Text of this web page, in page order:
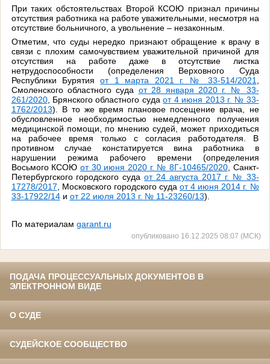
При таких обстоятельствах Второй КСОЮ признал причины
отсутствия работника на работе уважительными, несмотря на
отсутствие больничного, а увольнение – незаконным.
Отметим, что суды нередко признают обращение к врачу в
связи с плохим самочувствием уважительной причиной для
отсутствия на работе даже в отсутствие листка
нетрудоспособности (определения Верховного Суда
Республики Бурятияот 1 марта 2021 г. № 33-514/2021
Смоленского областного суда от 28 января 2020 г. № 33-
261/2020, Брянского областного судаот 4 июня 2013 г. № 33-
1762/2013). В то же время плановое посещение врача, не
обусловленное необходимостью немедленного получения
медицинской помощи, по мнению судей, может приходиться
на рабочее время только с согласия работодателя. В
противном случае констатируется вина работника в
нарушении режима рабочего времени (определения
Восьмого КСОЮ от 30 июня 2020 г. № 8Г-10465/2020, Санкт-
Петербургского городского судаот 24 августа 2017 г. № 33-
17278/2017 , Московского городского суда от 4 июня 2014 г. №
33-17922/14и от 22 июля 2013 г. № 11-23260/13).
По материалам garant.ru
опубликовано 16.12.2025 08:07 (МСК)
ПОДАЧА ПРОЦЕССУАЛЬНЫХ ДОКУМЕНТОВ В
ЭЛЕКТРОННОМ ВИДЕ
О СУДЕ
СУДЕЙСКОЕ СООБЩЕСТВО